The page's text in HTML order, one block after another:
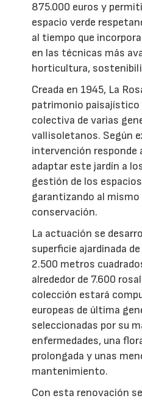
875.000 euros y
espacio verde
al tiempo que
en las técnicas más
horticultura,
Creada en 1945, La
patrimonio paisajístico
colectiva de varias
vallisoletanos. Según
intervención responde
adaptar este jardín a
gestión de los
garantizando al
conservación.
La actuación se
superficie ajardinada
2.500 metros
alrededor de 7.600
colección estará
europeas de última
seleccionadas por su
enfermedades, una
prolongada y unas
mantenimiento.
Con esta renovación